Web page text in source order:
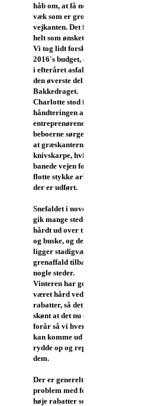
håb om, at få noget af det græs
væk som er groet ud over
vejkanten. Det fungerede ikke
helt som ønsket.
Vi tog lidt forskud på
2016's budget, og fik
i efteråret asfalteret
den øverste del af
Bakkedraget.
Charlotte stod for
håndteringen af
entreprenørene, og
beboerne sørgede for
at græskanterne stod
knivskarpe, hvilket
banede vejen for det
flotte stykke arbejde
der er udført.
Snefaldet i november
gik mange steder
hårdt ud over træer
og buske, og der
ligger stadigvæk lidt
grenaffald tilbage
nogle steder.
Vinteren har generelt
været hård ved vores
rabatter, så det er
skønt at det nu er
forår så vi hver i sær
kan komme ud og
rydde op og reparere
dem.
Der er generelt et
problem med for
høje rabatter som